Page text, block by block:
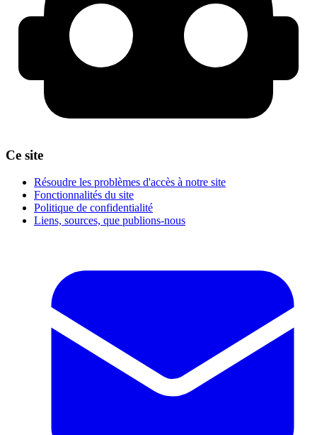
Ce site
Résoudre les problèmes d'accès à notre site
Fonctionnalités du site
Politique de confidentialité
Liens, sources, que publions-nous